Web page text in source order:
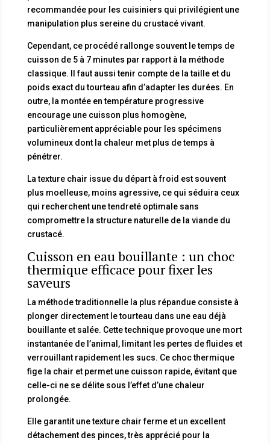
recommandée pour les cuisiniers qui privilégient une
manipulation plus sereine du crustacé vivant.
Cependant, ce procédé rallonge souvent le temps de
cuisson de 5 à 7 minutes par rapport à la méthode
classique. Il faut aussi tenir compte de la taille et du
poids exact du tourteau afin d’adapter les durées. En
outre, la montée en température progressive
encourage une cuisson plus homogène,
particulièrement appréciable pour les spécimens
volumineux dont la chaleur met plus de temps à
pénétrer.
La texture chair issue du départ à froid est souvent
plus moelleuse, moins agressive, ce qui séduira ceux
qui recherchent une tendreté optimale sans
compromettre la structure naturelle de la viande du
crustacé.
Cuisson en eau bouillante : un choc
thermique efficace pour fixer les
saveurs
La méthode traditionnelle la plus répandue consiste à
plonger directement le tourteau dans une eau déjà
bouillante et salée. Cette technique provoque une mort
instantanée de l’animal, limitant les pertes de fluides et
verrouillant rapidement les sucs. Ce choc thermique
fige la chair et permet une cuisson rapide, évitant que
celle-ci ne se délite sous l’effet d’une chaleur
prolongée.
Elle garantit une texture chair ferme et un excellent
détachement des pinces, très apprécié pour la